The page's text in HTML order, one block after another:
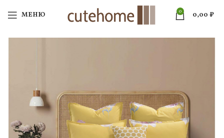
МЕНЮ 0 0,00 ₽